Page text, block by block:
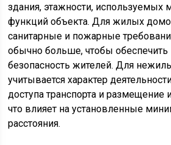
здания, этажности, используемых
функций объекта. Для жилых
санитарные и пожарные
обычно больше, чтобы
безопасность жителей. Для
учитывается характер
доступа транспорта и
что влияет на установленные
расстояния.